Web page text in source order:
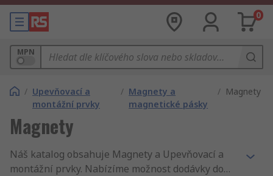
0
MPN
/ Upevňovací a
montážní prvky
/ Magnety a
magnetické pásky
/ Magnety
Magnety
Náš katalog obsahuje Magnety a Upevňovací a
montážní prvky. Nabízíme možnost dodávky do